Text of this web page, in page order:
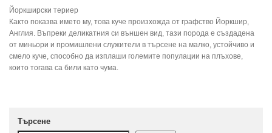
Йоркширски териер
Както показва името му, това куче произхожда от графство Йоркшир,
Англия. Въпреки деликатния си външен вид, тази порода е създадена
от миньори и промишлени служители в търсене на малко, устойчиво и
смело куче, способно да изплаши големите популации на плъхове,
които тогава са били като чума.
Търсене